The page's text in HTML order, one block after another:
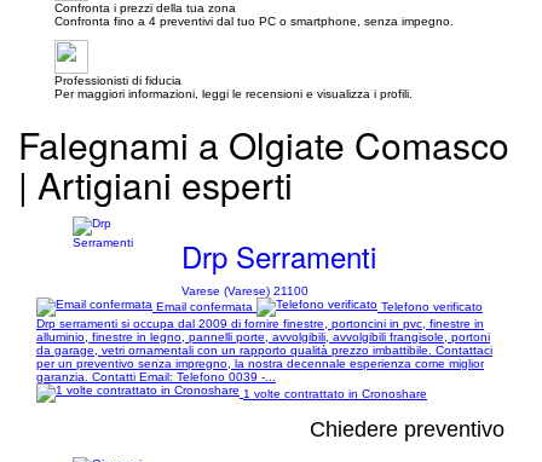
Confronta i prezzi della tua zona
Confronta fino a 4 preventivi dal tuo PC o smartphone, senza impegno.
Professionisti di fiducia
Per maggiori informazioni, leggi le recensioni e visualizza i profili.
Falegnami a Olgiate Comasco
| Artigiani esperti
Drp Serramenti
Varese (Varese) 21100
Email confermata
Telefono verificato
Drp serramenti si occupa dal 2009 di fornire finestre, portoncini in pvc, finestre in
alluminio, finestre in legno, pannelli porte, avvolgibili, avvolgibili frangisole, portoni
da garage, vetri ornamentali con un rapporto qualità prezzo imbattibile. Contattaci
per un preventivo senza impregno, la nostra decennale esperienza come miglior
garanzia. Contatti Email: Telefono 0039 -...
1 volte contrattato in Cronoshare
Chiedere preventivo